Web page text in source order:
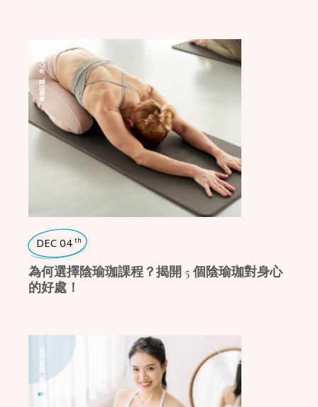
瑜珈話題
身心療癒
DEC 04 th
為何選擇陰瑜珈課程？揭開 5 個陰瑜珈對身心
的好處！
瑜珈好物
課程/活動